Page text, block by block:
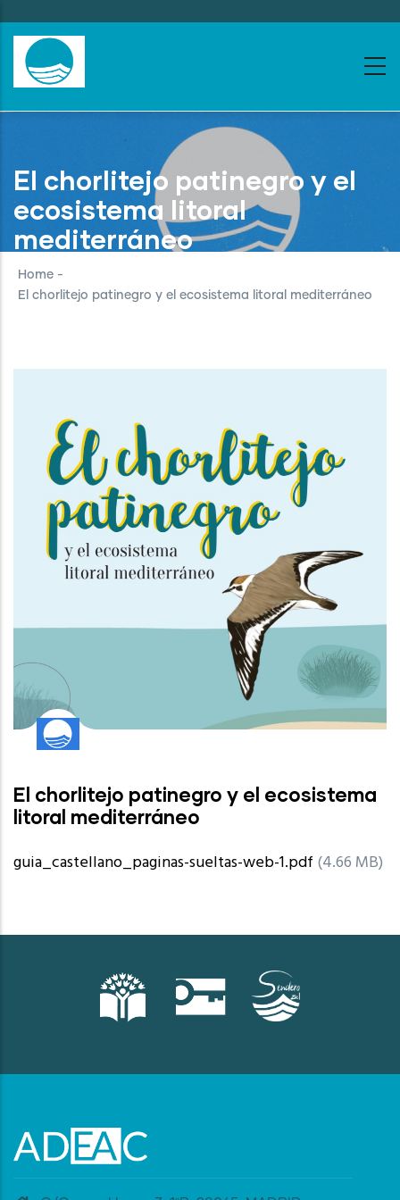
to
main
content
El chorlitejo patinegro y el
ecosistema litoral
mediterráneo
Home -
El chorlitejo patinegro y el ecosistema litoral mediterráneo
El chorlitejo patinegro y el ecosistema
litoral mediterráneo
guia_castellano_paginas-sueltas-web-1.pdf (4.66 MB)